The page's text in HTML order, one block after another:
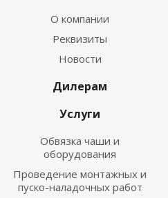
О компании
Реквизиты
Новости
Дилерам
Услуги
Обвязка чаши и
оборудования
Проведение монтажных и
пуско-наладочных работ